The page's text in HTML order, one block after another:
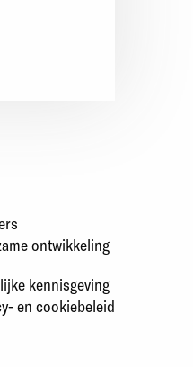
ontwikkeling
kennisgeving
en cookiebeleid